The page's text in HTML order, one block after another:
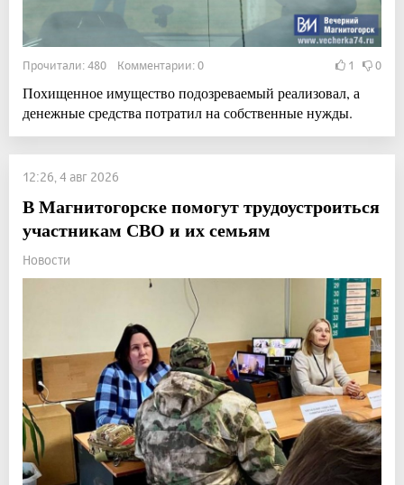
Прочитали: 480 Комментарии: 0 1 0
Похищенное имущество подозреваемый реализовал, а
денежные средства потратил на собственные нужды.
12:26, 4 авг 2026
В Магнитогорске помогут трудоустроиться
участникам СВО и их семьям
Новости